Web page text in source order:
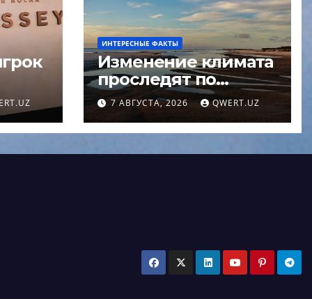
ИНТЕРЕСНЫЕ ФАКТЫ
Изменение климата
проследят по
состоянию
бразильских озер
7 АВГУСТА, 2026 QWERT.UZ